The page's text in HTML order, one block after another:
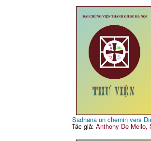
Sadhana un chemin vers
Tác giả: Anthony De Mello,